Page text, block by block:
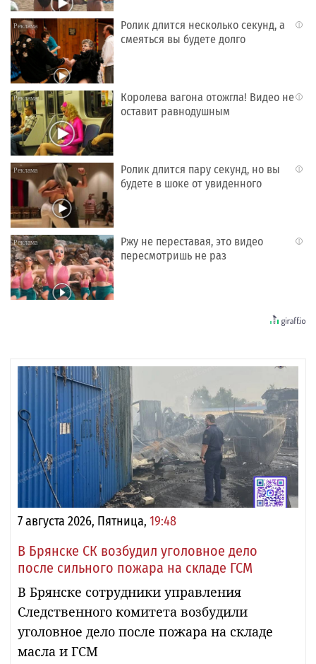
i
Ролик длится несколько секунд, а
смеяться вы будете долго
i
Королева вагона отожгла! Видео не
оставит равнодушным
i
Ролик длится пару секунд, но вы
будете в шоке от увиденного
i
Ржу не переставая, это видео
пересмотришь не раз
7 августа 2026, Пятница, 19:48
В Брянске СК возбудил уголовное дело
после сильного пожара на складе ГСМ
В Брянске сотрудники управления
Следственного комитета возбудили
уголовное дело после пожара на складе
масла и ГСМ